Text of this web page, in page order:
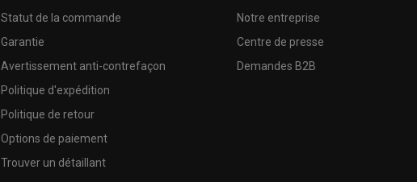
Statut de la commande
Garantie
Avertissement anti-contrefaçon
Politique d'expédition
Politique de retour
Options de paiement
Trouver un détaillant
Notre entreprise
Centre de presse
Demandes B2B